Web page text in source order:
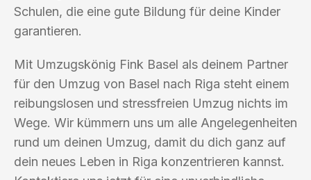
Schulen, die eine gute Bildung für deine Kinder
garantieren.
Mit Umzugskönig Fink Basel als deinem Partner
für den Umzug von Basel nach Riga steht einem
reibungslosen und stressfreien Umzug nichts im
Wege. Wir kümmern uns um alle Angelegenheiten
rund um deinen Umzug, damit du dich ganz auf
dein neues Leben in Riga konzentrieren kannst.